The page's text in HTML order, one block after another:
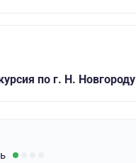
по г. Н. Новгороду